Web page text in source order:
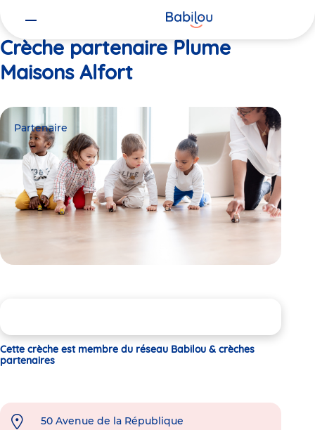
Crèche partenaire Plume
Maisons Alfort
Partenaire
Cette crèche est membre du réseau Babilou & crèches
partenaires
50 Avenue de la République